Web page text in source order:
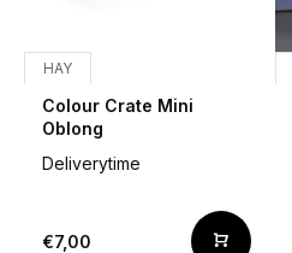
HAY
Colour Crate Mini
Oblong
Deliverytime
€7,00